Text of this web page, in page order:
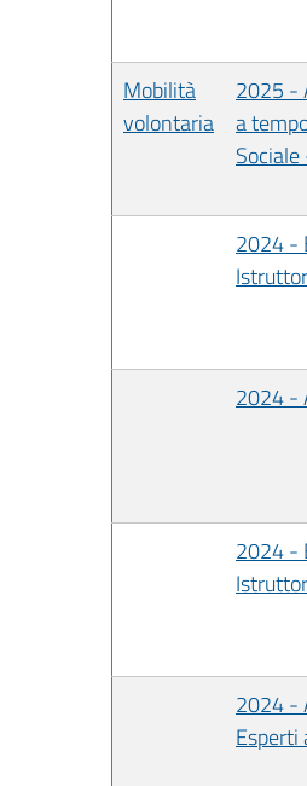
Mobilità
volontaria
2025 -
a
2024 -
2024 -
2024 -
2024 -